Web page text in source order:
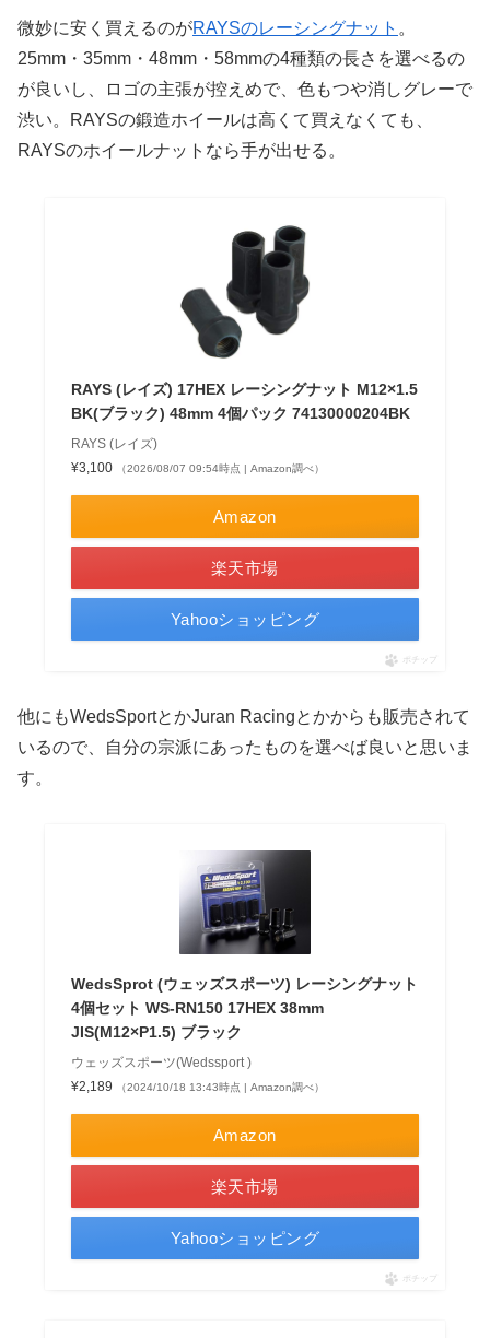
微妙に安く買えるのがRAYSのレーシングナット 。
25mm・35mm・48mm・58mmの4種類の長さを選べるの
が良いし、ロゴの主張が控えめで、色もつや消しグレーで
渋い。RAYSの鍛造ホイールは高くて買えなくても、
RAYSのホイールナットなら手が出せる。
RAYS (レイズ) 17HEX レーシングナット M12×1.5
BK(ブラック) 48mm 4個パック 74130000204BK
RAYS (レイズ)
¥3,100
（2026/08/07 09:54時点 | Amazon調べ）
Amazon
楽天市場
Yahooショッピング
ポチップ
他にもWedsSportとかJuran Racingとかからも販売されて
いるので、自分の宗派にあったものを選べば良いと思いま
す。
WedsSprot (ウェッズスポーツ) レーシングナット
4個セット WS-RN150 17HEX 38mm
JIS(M12×P1.5) ブラック
ウェッズスポーツ(Wedssport )
¥2,189
（2024/10/18 13:43時点 | Amazon調べ）
Amazon
楽天市場
Yahooショッピング
ポチップ